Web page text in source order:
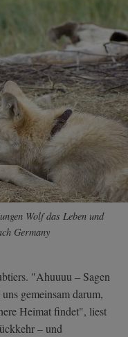
Wolf das Leben und
Germany
"Ahuuuu – Sagen
gemeinsam darum,
Heimat findet", liest
– und